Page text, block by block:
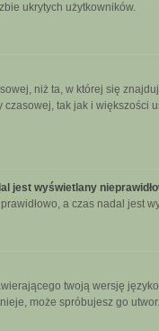
ukrytych użytkowników.
niż ta, w której się
tak jak i
jest wyświetlany
a czas nadal jest
twoją wersję
może spróbujesz go